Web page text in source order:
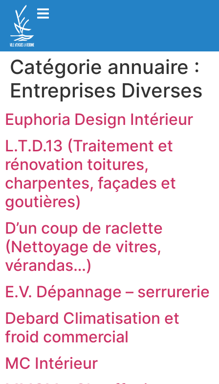
Catégorie annuaire :
Entreprises Diverses
Euphoria Design Intérieur
L.T.D.13 (Traitement et
rénovation toitures,
charpentes, façades et
goutières)
D’un coup de raclette
(Nettoyage de vitres,
vérandas…)
E.V. Dépannage – serrurerie
Debard Climatisation et
froid commercial
MC Intérieur